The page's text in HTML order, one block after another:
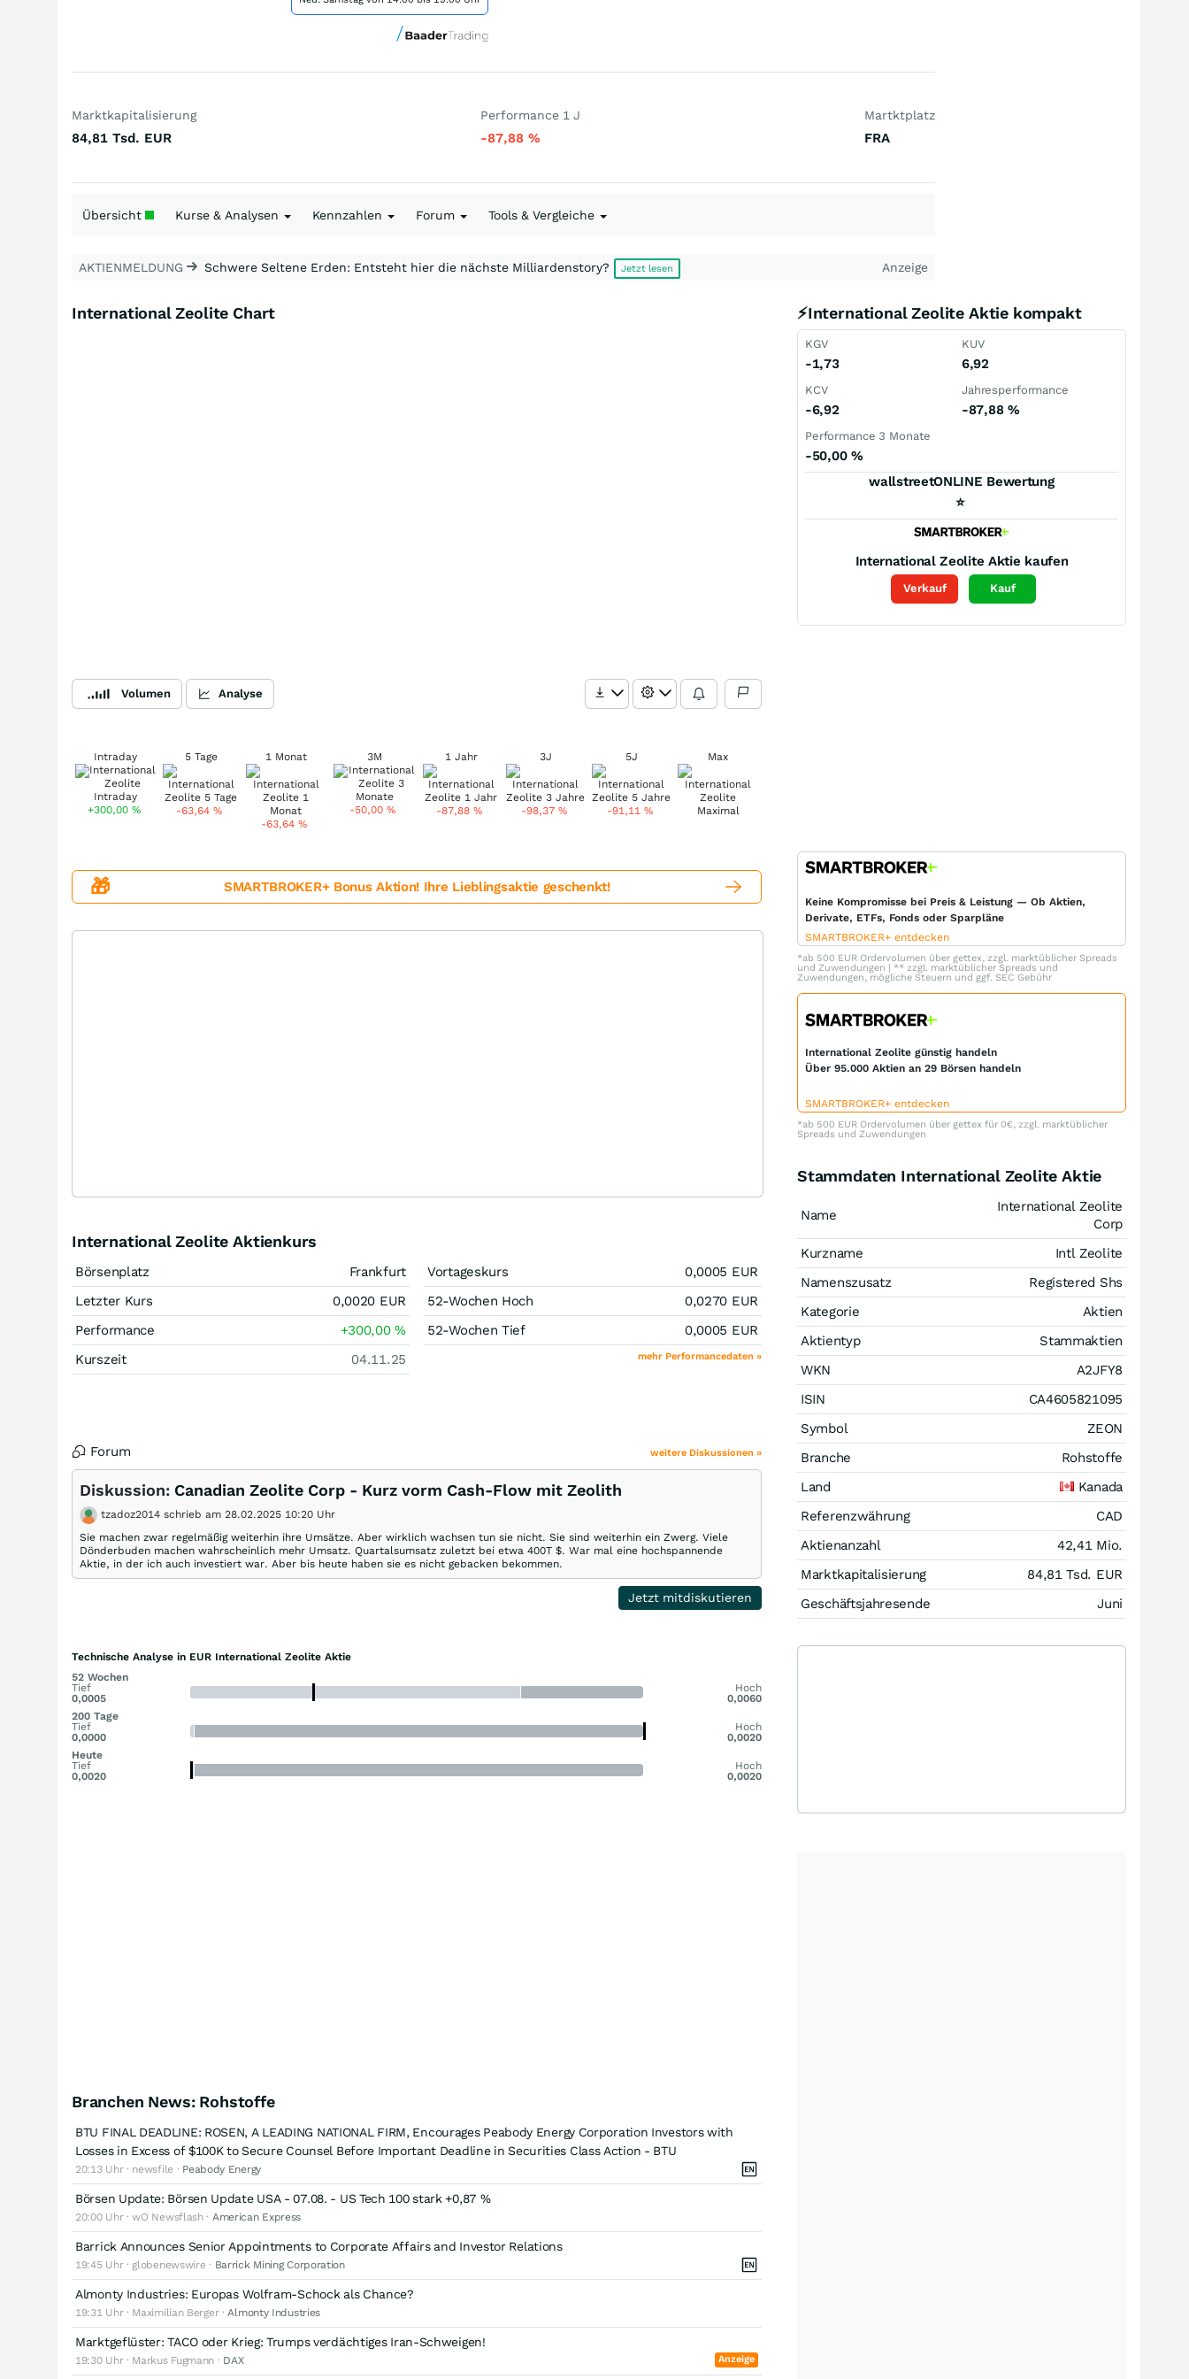
Marktkapitalisierung
84,81 Tsd. EUR
Performance 1 J
-87,88 %
Martktplatz
FRA
Übersicht Kurse & Analysen Kennzahlen Forum Tools & Vergleiche
AKTIENMELDUNG Schwere Seltene Erden: Entsteht hier die nächste Milliardenstory? Jetzt lesen Anzeige
International Zeolite Chart
Volumen Analyse
Intraday
+300,00 %
5 Tage
-63,64%
1 Monat
-63,64%
3M
-50,00%
1 Jahr
-87,88%
3J
-98,37 %
5J
-91,11 %
Max
⚡International Zeolite Aktie kompakt
KGV
-1,73
KUV
6,92
KCV
-6,92
Jahresperformance
-87,88 %
Performance 3 Monate
-50,00 %
wallstreetONLINE Bewertung
⭐
International Zeolite Aktie kaufen
Verkauf Kauf
🎁 SMARTBROKER+ Bonus Aktion! Ihre Lieblingsaktie geschenkt!
International Zeolite Aktienkurs
Börsenplatz
Frankfurt
Letzter Kurs
0,0020 EUR
Performance
+300,00%
Kurszeit
04.11.25
Vortageskurs 0,0005 EUR
52-Wochen Hoch
0,0270 EUR
52-Wochen Tief
0,0005 EUR
mehr Performancedaten »
Forum weitere Diskussionen »
Diskussion: Canadian Zeolite Corp - Kurz vorm Cash-Flow mit Zeolith
tzadoz2014 schrieb am 28.02.2025 10:20 Uhr
Sie machen zwar regelmäßig weiterhin ihre Umsätze. Aber wirklich wachsen tun sie nicht. Sie sind weiterhin ein Zwerg. Viele
Dönderbuden machen wahrscheinlich mehr Umsatz. Quartalsumsatz zuletzt bei etwa 400T $. War mal eine hochspannende
Aktie, in der ich auch investiert war. Aber bis heute haben sie es nicht gebacken bekommen.
Jetzt mitdiskutieren
Technische Analyse in EUR International Zeolite Aktie
52 Wochen
Tief
0,0005
Hoch
0,0060
200 Tage
Tief
0,0000
Hoch
0,0020
Heute
Tief
0,0020
Hoch
0,0020
Branchen News: Rohstoffe
BTU FINAL DEADLINE: ROSEN, A LEADING NATIONAL FIRM, Encourages Peabody Energy Corporation Investors with
Losses in Excess of $100K to Secure Counsel Before Important Deadline in Securities Class Action - BTU
20:13 Uhr · newsfile · Peabody Energy
Börsen Update: Börsen Update USA - 07.08. - US Tech 100 stark +0,87 %
20:00 Uhr · wO Newsflash · American Express
Barrick Announces Senior Appointments to Corporate Affairs and Investor Relations
19:45 Uhr · globenewswire · Barrick Mining Corporation
Almonty Industries: Europas Wolfram-Schock als Chance?
19:31 Uhr · Maximilian Berger ·Almonty Industries
Marktgeflüster: TACO oder Krieg: Trumps verdächtiges Iran-Schweigen!
19:30 Uhr · Markus Fugmann · DAX Anzeige
Keine Kompromisse bei Preis & Leistung — Ob Aktien,
Derivate, ETFs, Fonds oder Sparpläne
SMARTBROKER+ entdecken
*ab 500 EUR Ordervolumen über gettex, zzgl. marktüblicher Spreads
und Zuwendungen | ** zzgl. marktüblicher Spreads und
Zuwendungen, mögliche Steuern und ggf. SEC Gebühr
International Zeolite günstig handeln
Über 95.000 Aktien an 29 Börsen handeln
SMARTBROKER+ entdecken
*ab 500 EUR Ordervolumen über gettex für 0€, zzgl. marktüblicher
Spreads und Zuwendungen
Stammdaten International Zeolite Aktie
Name
International Zeolite
Corp
Kurzname
Intl Zeolite
Namenszusatz
Registered Shs
Kategorie
Aktien
Aktientyp
Stammaktien
WKN
A2JFY8
ISIN
CA4605821095
Symbol
ZEON
Branche
Rohstoffe
Land
Kanada
Referenzwährung
CAD
Aktienanzahl
42,41 Mio.
Marktkapitalisierung
84,81 Tsd. EUR
Geschäftsjahresende
Juni